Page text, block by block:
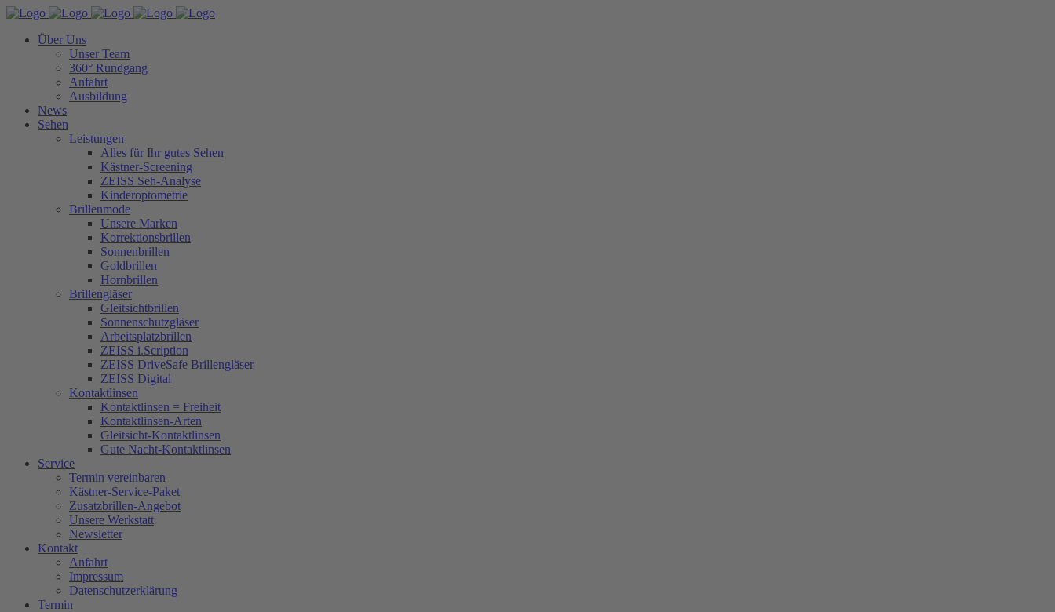
Über Uns
Unser Team
360° Rundgang
Anfahrt
Ausbildung
News
Sehen
Leistungen
Alles für Ihr gutes Sehen
Kästner-Screening
ZEISS Seh-Analyse
Kinderoptometrie
Brillenmode
Unsere Marken
Korrektionsbrillen
Sonnenbrillen
Goldbrillen
Hornbrillen
Brillengläser
Gleitsichtbrillen
Sonnenschutzgläser
Arbeitsplatzbrillen
ZEISS i.Scription
ZEISS DriveSafe Brillengläser
ZEISS Digital
Kontaktlinsen
Kontaktlinsen = Freiheit
Kontaktlinsen-Arten
Gleitsicht-Kontaktlinsen
Gute Nacht-Kontaktlinsen
Service
Termin vereinbaren
Kästner-Service-Paket
Zusatzbrillen-Angebot
Unsere Werkstatt
Newsletter
Kontakt
Anfahrt
Impressum
Datenschutzerklärung
Termin